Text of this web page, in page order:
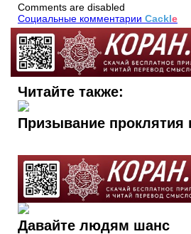
Comments are disabled
Социальные комментарии Cackle
Читайте также:
Призывание проклятия
Давайте людям шанс